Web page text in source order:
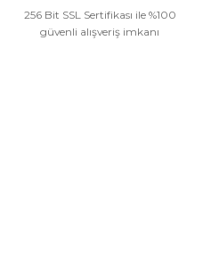
256 Bit SSL Sertifikası ile %100
güvenli alışveriş imkanı